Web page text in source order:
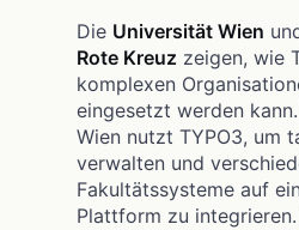
Die Universität Wien
Rote Kreuz zeigen, wie
komplexen
eingesetzt werden
Wien nutzt TYPO3, um
verwalten und
Fakultätssysteme auf
Plattform zu